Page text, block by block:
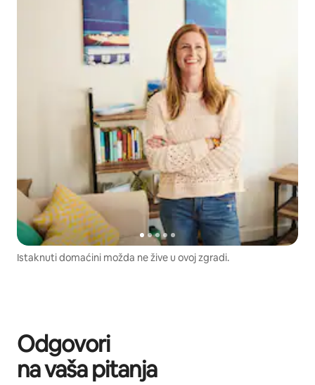
Istaknuti domaćini možda ne žive u ovoj zgradi.
Odgovori
na vaša pitanja